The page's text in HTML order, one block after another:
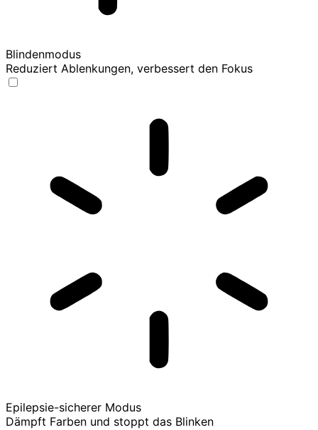
Blindenmodus
Reduziert Ablenkungen, verbessert den Fokus
Epilepsie-sicherer Modus
Dämpft Farben und stoppt das Blinken